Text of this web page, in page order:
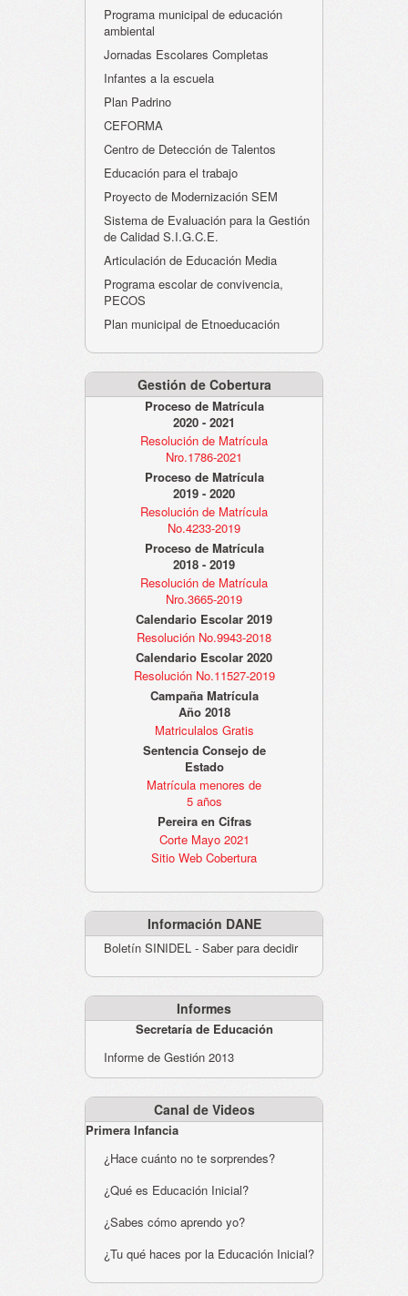
Programa municipal de educación
ambiental
Jornadas Escolares Completas
Infantes a la escuela
Plan Padrino
CEFORMA
Centro de Detección de Talentos
Educación para el trabajo
Proyecto de Modernización SEM
Sistema de Evaluación para la Gestión
de Calidad S.I.G.C.E.
Articulación de Educación Media
Programa escolar de convivencia,
PECOS
Plan municipal de Etnoeducación
Gestión de Cobertura
Proceso de Matrícula
2020 - 2021
Resolución de Matrícula
Nro.1786-2021
Proceso de Matrícula
2019 - 2020
Resolución de Matrícula
No.4233-2019
Proceso de Matrícula
2018 - 2019
Resolución de Matrícula
Nro.3665-2019
Calendario Escolar 2019
Resolución No.9943-2018
Calendario Escolar 2020
Resolución No.11527-2019
Campaña Matrícula
Año 2018
Matriculalos Gratis
Sentencia Consejo de
Estado
Matrícula menores de
5 años
Pereira en Cifras
Corte Mayo 2021
Sitio Web Cobertura
Información DANE
Boletín SINIDEL - Saber para decidir
Informes
Secretaría de Educación
Informe de Gestión 2013
Canal de Videos
Primera Infancia
¿Hace cuánto no te sorprendes?
¿Qué es Educación Inicial?
¿Sabes cómo aprendo yo?
¿Tu qué haces por la Educación Inicial?